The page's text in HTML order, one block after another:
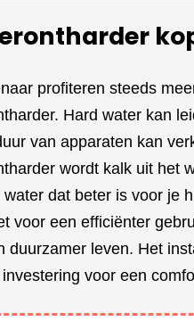
profiteren steeds
Hard water kan
van apparaten kan
wordt kalk uit het
water dat beter is voor je
voor een efficiënter
duurzamer leven. Het
voor een